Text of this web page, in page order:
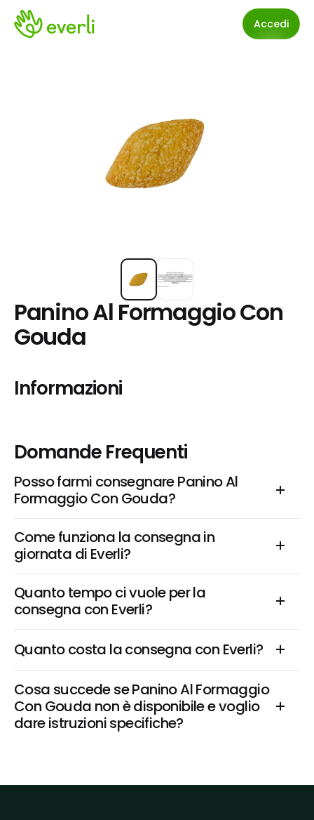
Accedi
Panino Al Formaggio Con
Gouda
Informazioni
Domande Frequenti
Posso farmi consegnare Panino Al
Formaggio Con Gouda?
Come funziona la consegna in
giornata di Everli?
Quanto tempo ci vuole per la
consegna con Everli?
Quanto costa la consegna con Everli?
Cosa succede se Panino Al Formaggio
Con Gouda non è disponibile e voglio
dare istruzioni specifiche?